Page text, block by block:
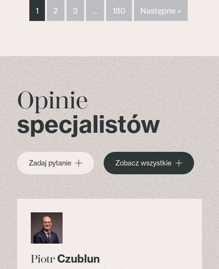
1 2 3 … 180 Następne »
Opinie
specjalistów
Zadaj pytanie Zobacz wszystkie
PiotrCzublun